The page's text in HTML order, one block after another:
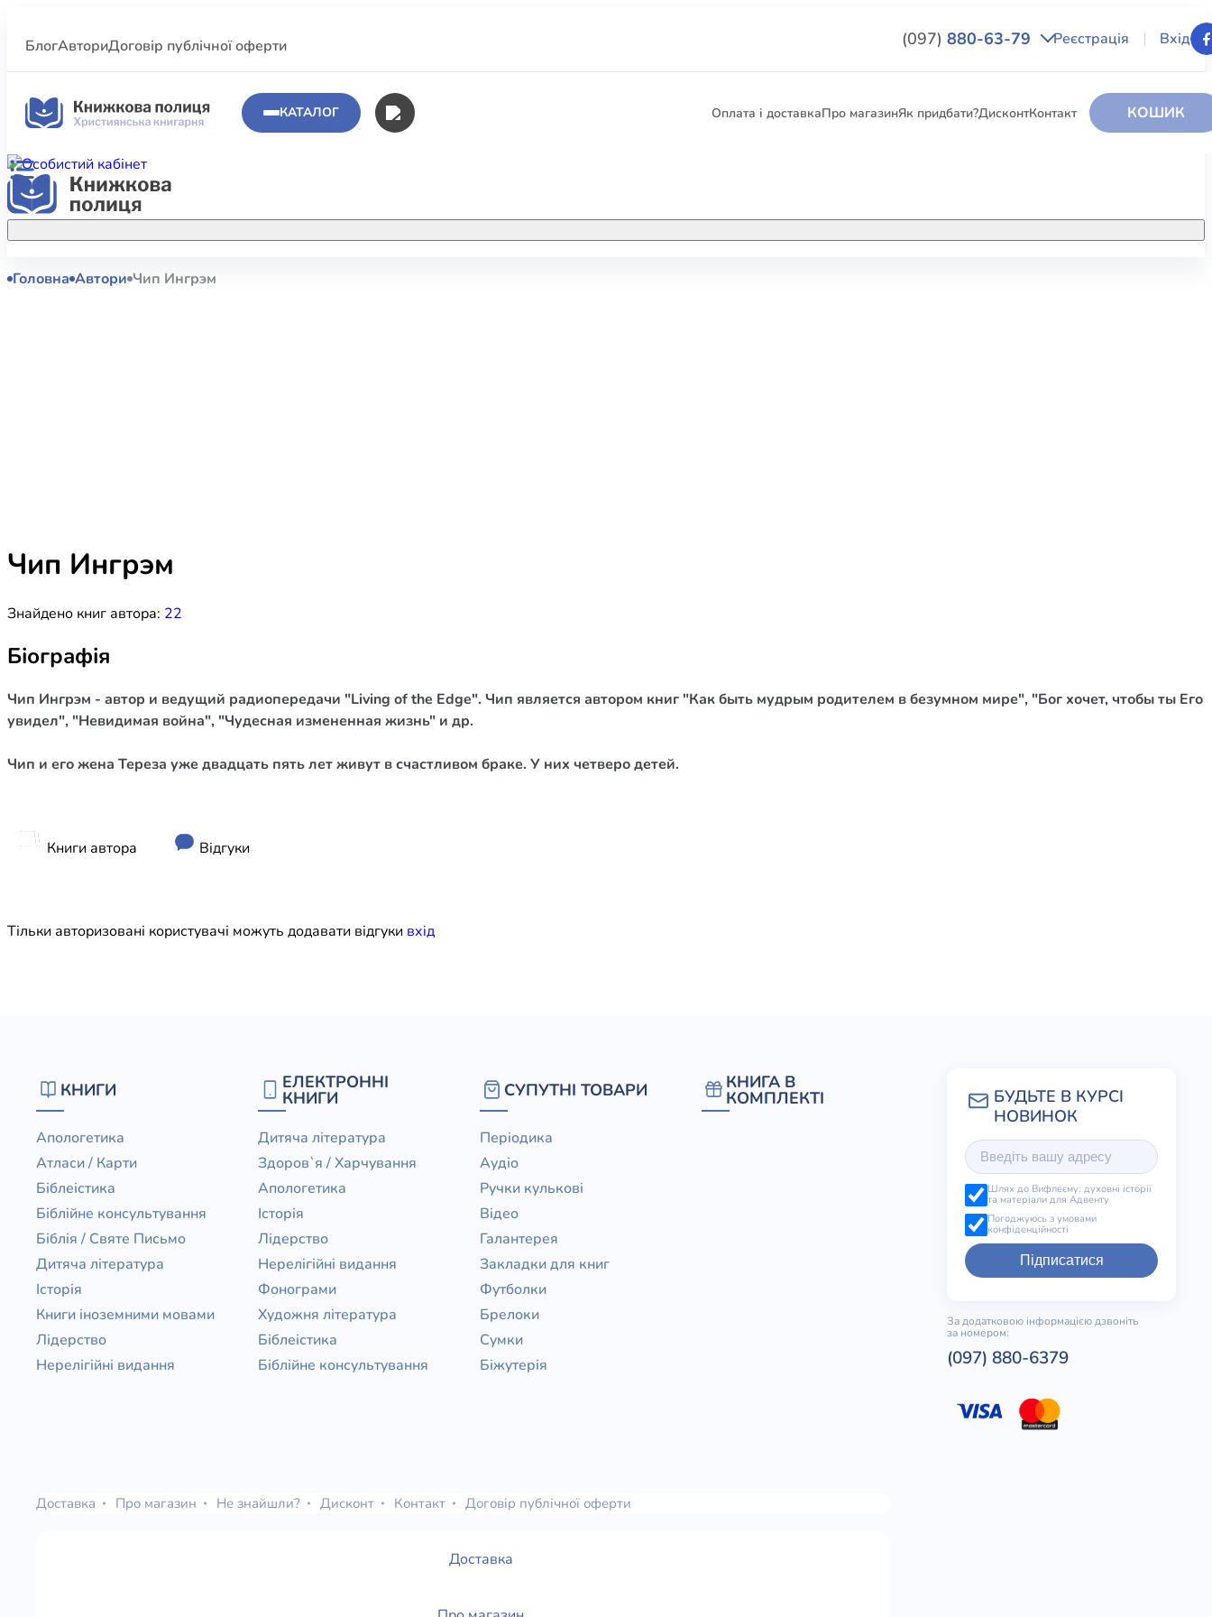
БлогАвториДоговір публічної оферти (097) 880-63-79 Реєстрація Вхід
КАТАЛОГ Оплата і доставкаПро магазинЯк придбати?ДисконтКонтакт КОШИК
Акційні пропозиції
полиці.
КНИГИ
Богослів`я
ЕЛЕКТРОННІ КНИГИ
Головна Автори Чип Ингрэм
Чип Ингрэм
Знайдено книг автора: 22
Біографія
Чип Ингрэм - автор и ведущий радиопередачи "Living of the Edge". Чип является автором книг "Как быть мудрым родителем в безумном мире", "Бог хочет, чтобы ты Его
увидел", "Невидимая война", "Чудесная измененная жизнь" и др.
Чип и его жена Тереза уже двадцать пять лет живут в счастливом браке. У них четверо детей.
Книги автора Відгуки
Тільки авторизовані користувачі можуть додавати відгуки вхiд
КНИГИ
Апологетика
Атласи / Карти
Біблеістика
Біблійне консультування
Біблія / Святе Письмо
Дитяча література
Історія
Книги іноземними мовами
Лідерство
Нерелігійні видання
ЕЛЕКТРОННІ
КНИГИ
Дитяча література
Здоров`я / Харчування
Апологетика
Історія
Лідерство
Нерелігійні видання
Фонограми
Художня література
Біблеістика
Біблійне консультування
СУПУТНІ ТОВАРИ
Періодика
Аудіо
Ручки кулькові
Відео
Галантерея
Закладки для книг
Футболки
Брелоки
Сумки
Біжутерія
КНИГА В
КОМПЛЕКТІ
Шлях до Вифлеєму: духовні історії
та матеріали для Адвенту
Погоджуюсь з умовами
конфіденційності
Підписатися
За додатковою інформацією дзвоніть
за номером:
(097) 880-6379
Доставка Про магазин Не знайшли? Дисконт Контакт Договір публічної оферти
Доставка